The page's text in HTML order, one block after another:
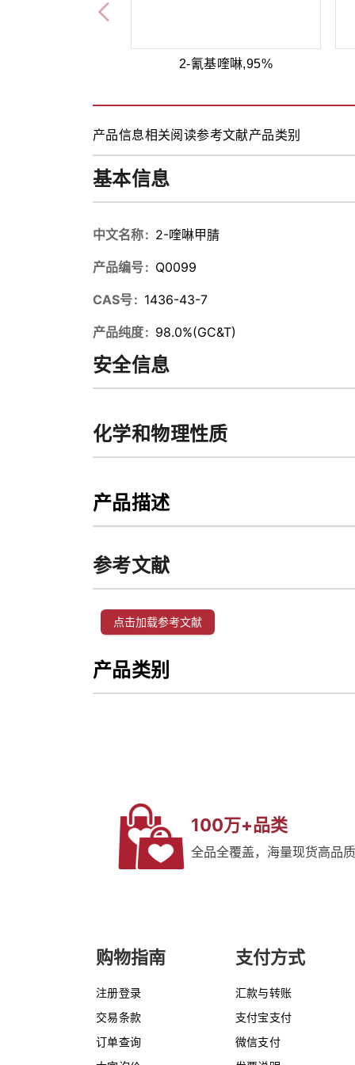
2-氰基喹啉,95%
产品信息相关阅读参考文献产品类别
基本信息
中文名称 2-喹啉甲腈
产品编号 Q0099
CAS号 1436-43-7
产品纯度 98.0%(GC&T)
安全信息
化学和物理性质
产品描述
参考文献
点击加载参考文献
产品类别
100万+品类
全品全覆盖，海量现货高品
购物指南
注册登录
交易条款
订单查询
支付方式
汇款与转账
支付宝支付
微信支付